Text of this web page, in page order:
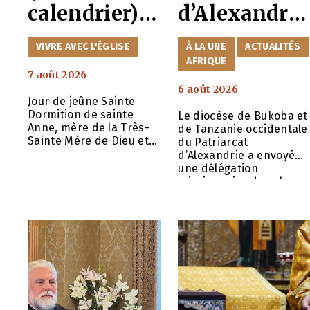
calendrier) /
7 août
(nouveau)
CATÉGORIES
VIVRE AVEC L'ÉGLISE
7 août 2026
Jour de jeûne Sainte
Dormition de sainte
Anne, mère de la Très-
Sainte Mère de Dieu et
d’Alexandrie
envoie une
délégation
missionnair
e en réponse
à l’activité de
l’Exarchat
africain de
orthodoxe
russe
CATÉGORIES
À LA UNE
ACTUALITÉS
AFRIQUE
6 août 2026
Le diocèse de Bukoba et
de Tanzanie occidentale
du Patriarcat
d’Alexandrie a envoyé
une délégation
missionnaire dans les
Tanzanie, en réponse à
l’expansion de
africain de l’Église
orthodoxe russe dans
ces régions. Mgr
Chrysostome de Bukoba
a chargé le diocèse de